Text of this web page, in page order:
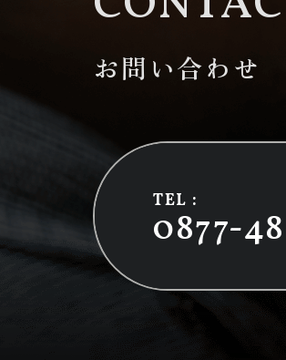
お問い合わせ
TEL :
0877-